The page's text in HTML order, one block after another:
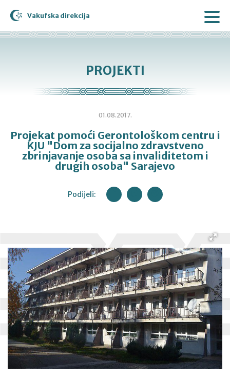
Vakufska direkcija
PROJEKTI
01.08.2017.
Projekat pomoći Gerontološkom centru i
KJU "Dom za socijalno zdravstveno
zbrinjavanje osoba sa invaliditetom i
drugih osoba" Sarajevo
Podijeli: